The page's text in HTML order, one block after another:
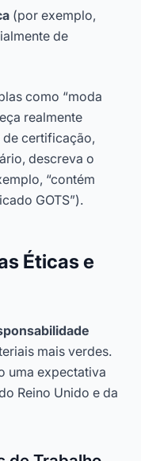
(por exemplo,
de
como “moda
realmente
certificação,
descreva o
“contém
GOTS”).
Éticas e
mais verdes.
uma expectativa
Reino Unido e da